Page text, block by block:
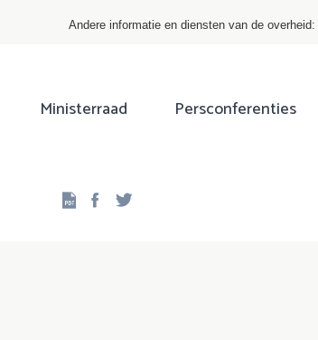
Andere informatie en diensten van de overheid:
Ministerraad Persconferenties
Facebook